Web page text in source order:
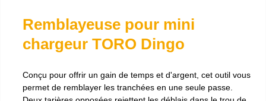
Remblayeuse pour mini
chargeur TORO Dingo
Conçu pour offrir un gain de temps et d'argent, cet outil vous
permet de remblayer les tranchées en une seule passe.